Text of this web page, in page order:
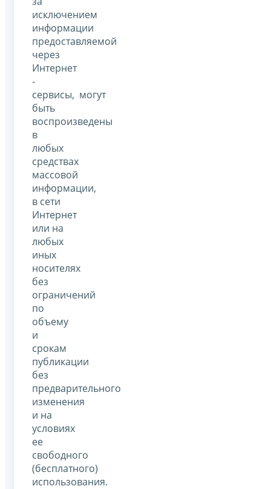
исключением
информации
предоставляемой
через
Интернет
-
сервисы, могут
быть
воспроизведены
в
любых
средствах
массовой
информации,
в сети
Интернет
или на
любых
иных
носителях
без
ограничений
по
объему
и
срокам
публикации
без
предварительного
изменения
и на
условиях
ее
свободного
(бесплатного)
использования.